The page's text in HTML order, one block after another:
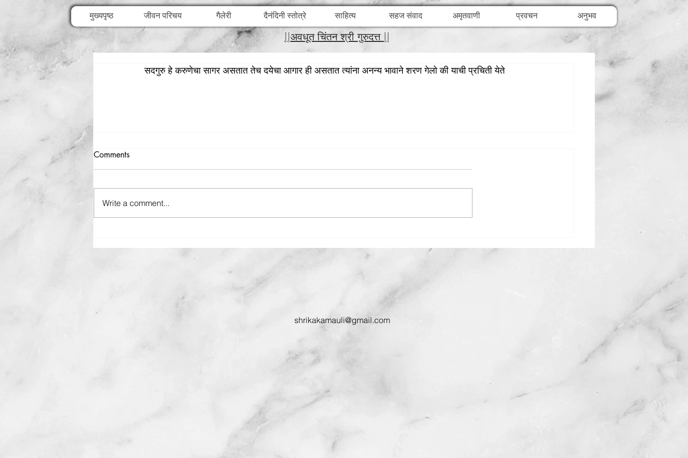
मुख्यपृष्ठ जीवन परिचय गैलेरी दैनंदिनी स्तोत्रे साहित्य सहज संवाद अमृतवाणी प्रवचन अनुभव
||अवधूत चिंतन श्री गुरुदत्त ||
सदगुरु हे करुणेचा सागर असतात तेच दयेचा आगार ही असतात त्यांना अनन्य भावाने शरण गेलो की याची प्रचिती येते
Comments
Write a comment...
shrikakamauli@gmail.com